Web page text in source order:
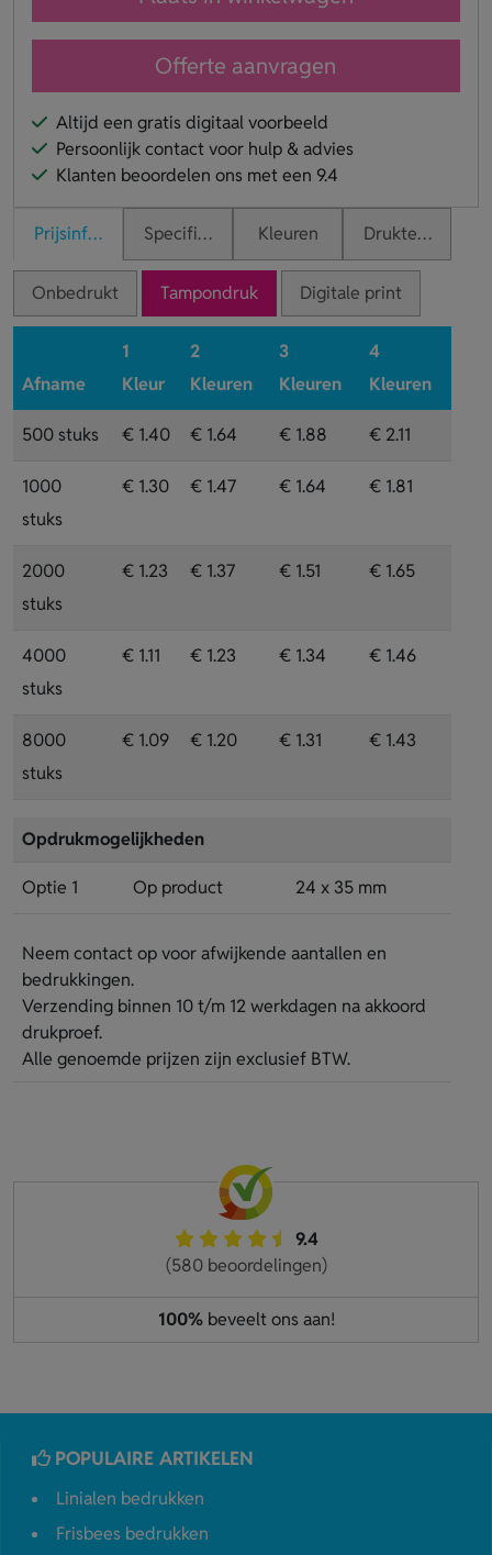
Offerte aanvragen
Altijd een gratis digitaal voorbeeld
Persoonlijk contact voor hulp & advies
Klanten beoordelen ons met een 9.4
PrijsinformatieSpecificaties Kleuren Druktechnieken
Onbedrukt Tampondruk Digitale print
Afname
1
Kleur
2
Kleuren
3
Kleuren
4
Kleuren
500 stuks € 1.40 € 1.64 € 1.88 € 2.11
1000
stuks
€ 1.30 € 1.47 € 1.64 € 1.81
2000
stuks
€ 1.23 € 1.37 € 1.51 € 1.65
4000
stuks
€ 1.11 € 1.23 € 1.34 € 1.46
8000
stuks
€ 1.09 € 1.20 € 1.31 € 1.43
Opdrukmogelijkheden
Optie 1 Op product 24 x 35 mm
Neem contact op voor afwijkende aantallen en
bedrukkingen.
Verzending binnen 10 t/m 12 werkdagen na akkoord
drukproef.
Alle genoemde prijzen zijn exclusief BTW.
9.4
(580 beoordelingen)
100%beveelt ons aan!
POPULAIRE ARTIKELEN
Linialen bedrukken
Frisbees bedrukken